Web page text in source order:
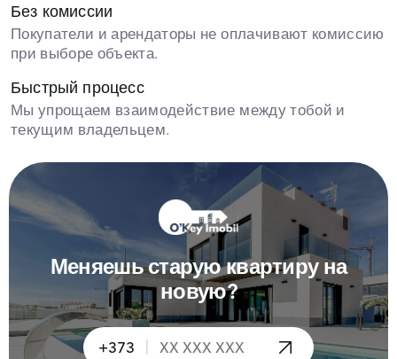
Без комиссии
Покупатели и арендаторы не оплачивают комиссию
при выборе объекта.
Быстрый процесс
Мы упрощаем взаимодействие между тобой и
текущим владельцем.
Меняешь старую квартиру на
новую?
+373